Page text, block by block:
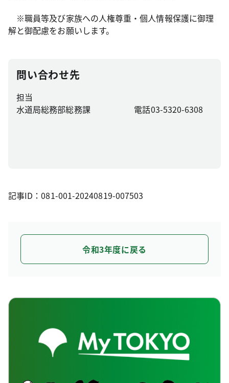
※職員等及び家族への人権尊重・個人情報保護に御理
解と御配慮をお願いします。
問い合わせ先
担当
水道局総務部総務課
電話03-5320-6308
記事ID：081-001-20240819-007503
令和3年度に戻る